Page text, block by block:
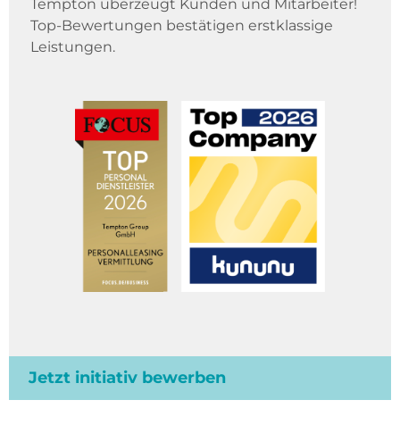
Tempton überzeugt Kunden und Mitarbeiter!
Top-Bewertungen bestätigen erstklassige
Leistungen.
Jetzt initiativ bewerben